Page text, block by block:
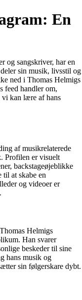
En
og sangskriver, har en
sin musik, livsstil og
ned i Thomas Helmigs
feed handler om,
vi kan lære af hans
af musikrelaterede
Profilen er visuelt
backstageøjeblikke
til at skabe en
og videoer er
Helmigs
Han svarer
beskeder til sine
hans musik og
sin følgerskare dybt.